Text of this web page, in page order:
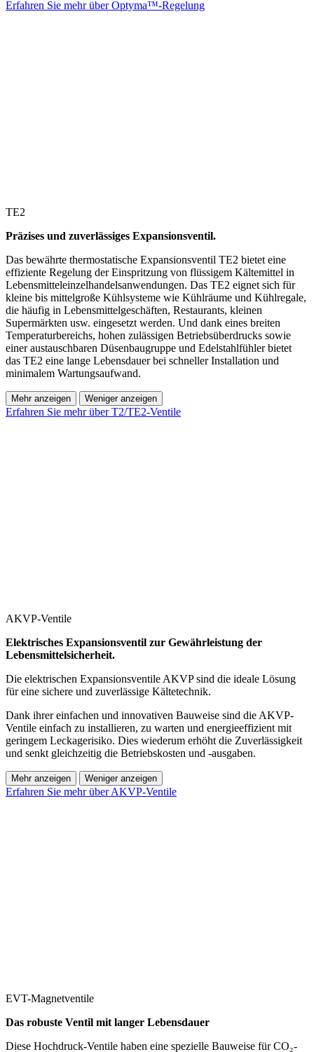
Erfahren Sie mehr über Optyma™-Regelung
TE2
Präzises und zuverlässiges Expansionsventil.
Das bewährte thermostatische Expansionsventil TE2 bietet eine
effiziente Regelung der Einspritzung von flüssigem Kältemittel in
Lebensmitteleinzelhandelsanwendungen. Das TE2 eignet sich für
kleine bis mittelgroße Kühlsysteme wie Kühlräume und Kühlregale,
die häufig in Lebensmittelgeschäften, Restaurants, kleinen
Supermärkten usw. eingesetzt werden. Und dank eines breiten
Temperaturbereichs, hohen zulässigen Betriebsüberdrucks sowie
einer austauschbaren Düsenbaugruppe und Edelstahlfühler bietet
das TE2 eine lange Lebensdauer bei schneller Installation und
minimalem Wartungsaufwand.
Mehr anzeigen Weniger anzeigen
Erfahren Sie mehr über T2/TE2-Ventile
AKVP-Ventile
Elektrisches Expansionsventil zur Gewährleistung der
Lebensmittelsicherheit.
Die elektrischen Expansionsventile AKVP sind die ideale Lösung
für eine sichere und zuverlässige Kältetechnik.
Dank ihrer einfachen und innovativen Bauweise sind die AKVP-
Ventile einfach zu installieren, zu warten und energieeffizient mit
geringem Leckagerisiko. Dies wiederum erhöht die Zuverlässigkeit
und senkt gleichzeitig die Betriebskosten und -ausgaben.
Mehr anzeigen Weniger anzeigen
Erfahren Sie mehr über AKVP-Ventile
EVT-Magnetventile
Das robuste Ventil mit langer Lebensdauer
Diese Hochdruck-Ventile haben eine spezielle Bauweise für CO₂-